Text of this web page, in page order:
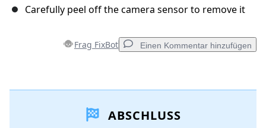
Carefully peel off the camera sensor to remove it
Frag FixBot Einen Kommentar hinzufügen
Kommentar hinzufügenABSCHLUSS